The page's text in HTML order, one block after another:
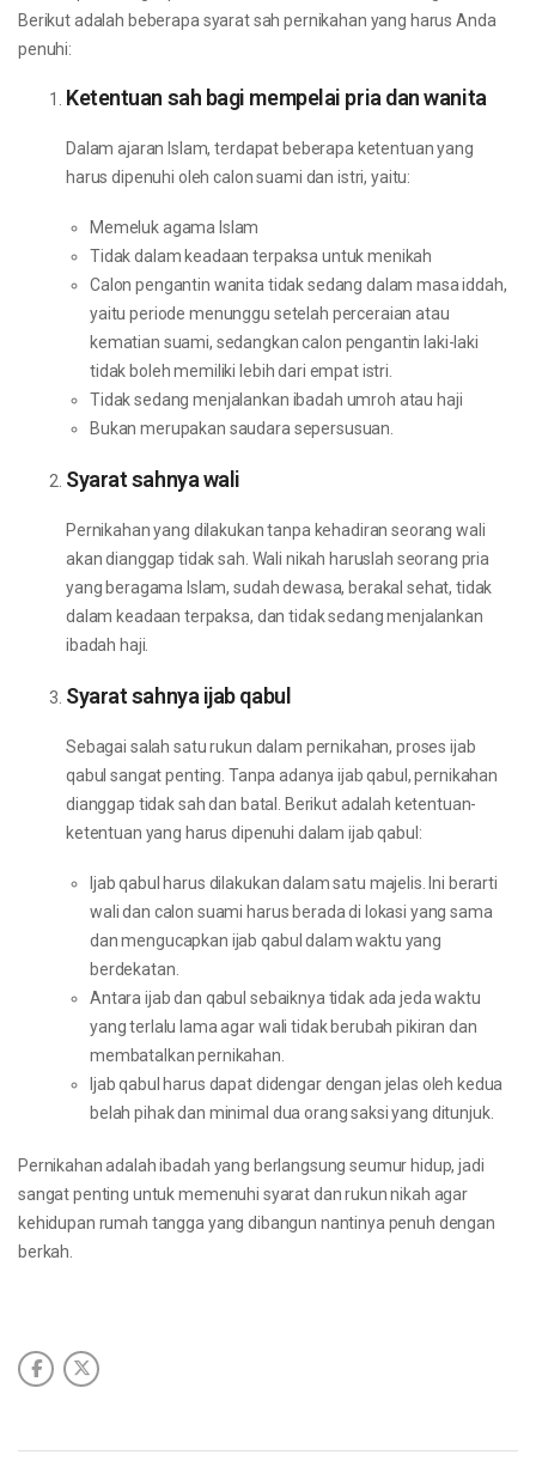
Berikut adalah beberapa syarat sah pernikahan yang harus Anda
penuhi:
Ketentuan sah bagi mempelai pria dan wanita
Dalam ajaran Islam, terdapat beberapa ketentuan yang
harus dipenuhi oleh calon suami dan istri, yaitu:
Memeluk agama Islam
Tidak dalam keadaan terpaksa untuk menikah
Calon pengantin wanita tidak sedang dalam masa iddah,
yaitu periode menunggu setelah perceraian atau
kematian suami, sedangkan calon pengantin laki-laki
tidak boleh memiliki lebih dari empat istri.
Tidak sedang menjalankan ibadah umroh atau haji
Bukan merupakan saudara sepersusuan.
Syarat sahnya wali
Pernikahan yang dilakukan tanpa kehadiran seorang wali
akan dianggap tidak sah. Wali nikah haruslah seorang pria
yang beragama Islam, sudah dewasa, berakal sehat, tidak
dalam keadaan terpaksa, dan tidak sedang menjalankan
ibadah haji.
Syarat sahnya ijab qabul
Sebagai salah satu rukun dalam pernikahan, proses ijab
qabul sangat penting. Tanpa adanya ijab qabul, pernikahan
dianggap tidak sah dan batal. Berikut adalah ketentuan-
ketentuan yang harus dipenuhi dalam ijab qabul:
Ijab qabul harus dilakukan dalam satu majelis. Ini berarti
wali dan calon suami harus berada di lokasi yang sama
dan mengucapkan ijab qabul dalam waktu yang
berdekatan.
Antara ijab dan qabul sebaiknya tidak ada jeda waktu
yang terlalu lama agar wali tidak berubah pikiran dan
membatalkan pernikahan.
Ijab qabul harus dapat didengar dengan jelas oleh kedua
belah pihak dan minimal dua orang saksi yang ditunjuk.
Pernikahan adalah ibadah yang berlangsung seumur hidup, jadi
sangat penting untuk memenuhi syarat dan rukun nikah agar
kehidupan rumah tangga yang dibangun nantinya penuh dengan
berkah.